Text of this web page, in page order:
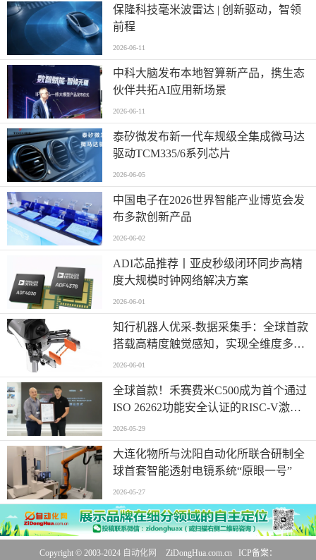
保隆科技毫米波雷达 | 创新驱动，智领
前程
2026-06-11
中科大脑发布本地智算新产品，携生态
伙伴共拓AI应用新场景
2026-06-11
泰矽微发布新一代车规级全集成微马达
驱动TCM335/6系列芯片
2026-06-05
中国电子在2026世界智能产业博览会发
布多款创新产品
2026-06-02
ADI芯品推荐丨亚皮秒级闭环同步高精
度大规模时钟网络解决方案
2026-06-01
知行机器人优采-数据采集手：全球首款
搭载高精度触觉感知，实现全维度多模
态同步采集
2026-06-01
全球首款！禾赛费米C500成为首个通过
ISO 26262功能安全认证的RISC-V激光
雷达主控芯片
2026-05-29
大连化物所与沈阳自动化所联合研制全
球首套智能透射电镜系统“原眼一号”
2026-05-27
Copyright © 2003-2024 自动化网 ZiDongHua.com.cn ICP备案：